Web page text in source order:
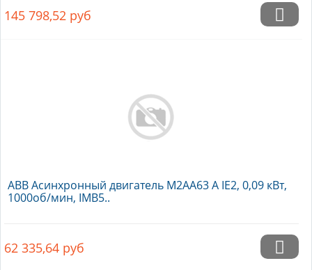
145 798,52 руб
ABB Асинхронный двигатель M2AA63 A IE2, 0,09 кВт,
1000об/мин, IMB5..
62 335,64 руб